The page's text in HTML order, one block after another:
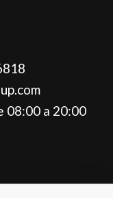
n
08:00 a 20:00